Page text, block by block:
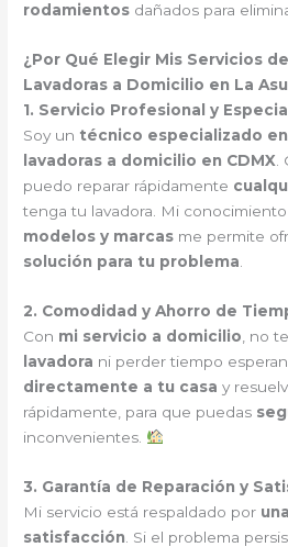
rodamientos dañados para
¿Por Qué Elegir Mis Servicios
Lavadoras a Domicilio en La
1. Servicio Profesional y
Soy un técnico especializado
lavadoras a domicilio en CDMX
puedo reparar rápidamente
tenga tu lavadora. Mi
modelos y marcas me permite
solución para tu problema
2. Comodidad y Ahorro de
Con mi servicio a domicilio , no
lavadora ni perder tiempo
directamente a tu casa y
rápidamente, para que puedas
inconvenientes.
3. Garantía de Reparación y
Mi servicio está respaldado por
satisfacción . Si el problema